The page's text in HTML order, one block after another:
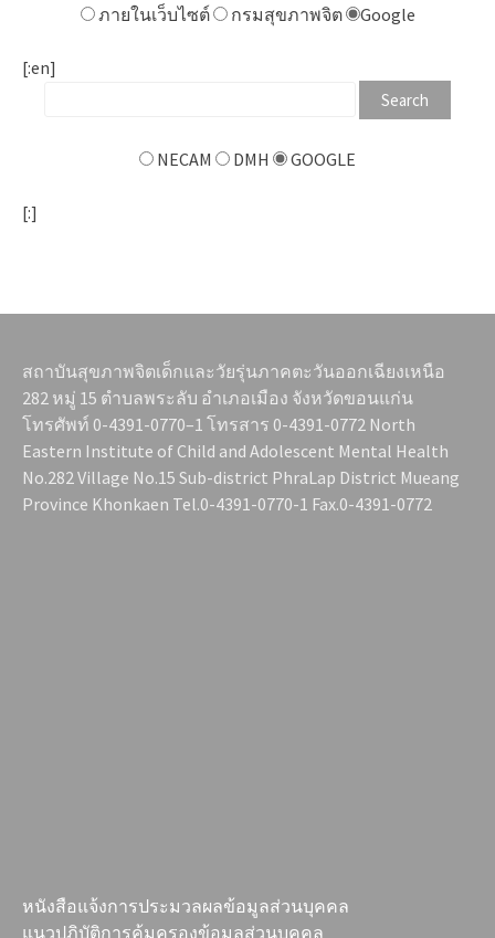
ภายในเว็บไซต์ กรมสุขภาพจิต Google
[:en]
NECAM DMH GOOGLE
[:]
สถาบันสุขภาพจิตเด็กและวัยรุ่นภาคตะวันออกเฉียงเหนือ
282 หมู่ 15 ตำบลพระลับ อำเภอเมือง จังหวัดขอนแก่น
โทรศัพท์ 0-4391-0770–1 โทรสาร 0-4391-0772 North
Eastern Institute of Child and Adolescent Mental Health
No.282 Village No.15 Sub-district PhraLap District Mueang
Province Khonkaen Tel.0-4391-0770-1 Fax.0-4391-0772
หนังสือแจ้งการประมวลผลข้อมูลส่วนบุคคล
แนวปฏิบัติการคุ้มครองข้อมูลส่วนบุคคล